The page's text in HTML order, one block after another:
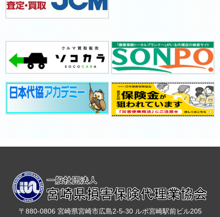
〒880-0806 宮崎県宮崎市広島2-5-30 ルポ宮崎駅前ビル205